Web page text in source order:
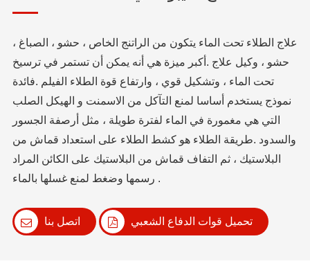
علاج الطلاء تحت الماء يتكون من الراتنج الخاص ، حشو ، الصباغ ،
حشو ، وكيل علاج .أكبر ميزة هي أنه يمكن أن تستمر في ترسيخ
تحت الماء ، وتشكيل قوي ، وارتفاع قوة الطلاء الفيلم .فائدة
نموذج يستخدم أساسا لمنع التآكل من الاسمنت و الهيكل الصلب
التي هي مغمورة في الماء لفترة طويلة ، مثل أرصفة الجسور
والسدود .طريقة الطلاء هو كشط الطلاء على استعداد قماش من
البلاستيك ، ثم التفاف قماش من البلاستيك على الكائن المراد
رسمها وضغط لمنع غسلها بالماء .
اتصل بنا تحميل قوات الدفاع الشعبي